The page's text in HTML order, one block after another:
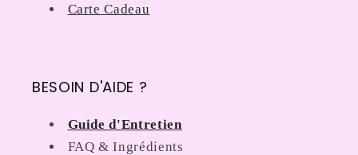
Carte Cadeau
BESOIN D'AIDE ?
Guide d'Entretien
FAQ & Ingrédients